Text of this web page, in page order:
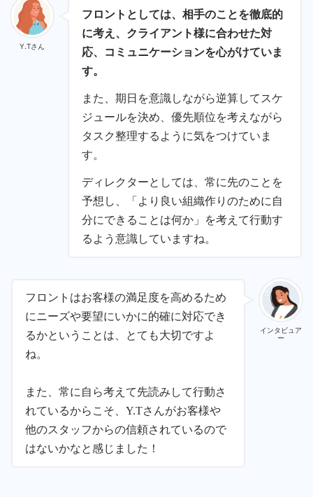
Y.Tさん
フロントとしては、相手のことを徹底的
に考え、クライアント様に合わせた対
応、コミュニケーションを心がけていま
す。
また、期日を意識しながら逆算してスケ
ジュールを決め、優先順位を考えながら
タスク整理するように気をつけていま
す。
ディレクターとしては、常に先のことを
予想し、「より良い組織作りのために自
分にできることは何か」を考えて行動す
るよう意識していますね。
インタビュア
ー
フロントはお客様の満足度を高めるため
にニーズや要望にいかに的確に対応でき
るかということは、とても大切ですよ
ね。
また、常に自ら考えて先読みして行動さ
れているからこそ、Y.Tさんがお客様や
他のスタッフからの信頼されているので
はないかなと感じました！